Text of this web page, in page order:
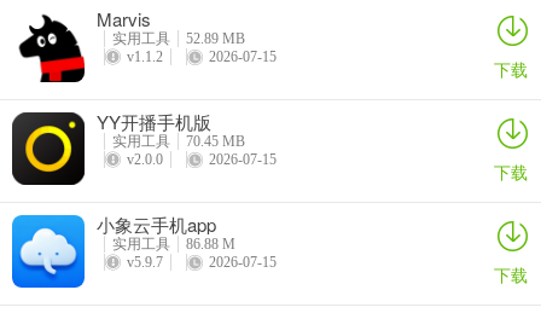
2、清爽简洁的界面，完全杜绝了广告干扰，让用户可以专注于获取所
需信息。
3、用户可以直接通过语音提问，系统会在0.5秒内完成语音转写和整
理输出，让搜索过程更加自然流畅。
更新日志
v1.0.2版本
修复了一些bug,优化了体验
Marvis
实用工具
52.89 MB
v1.1.2
2026-07-15 下载
YY开播手机版
实用工具
70.45 MB
v2.0.0
2026-07-15 下载
小象云手机app
实用工具
86.88 M
v5.9.7
2026-07-15 下载